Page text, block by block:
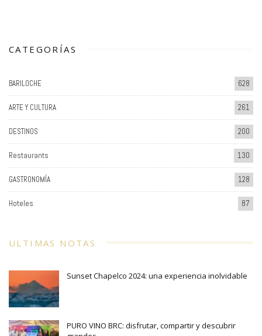
CATEGORÍAS
BARILOCHE 628
ARTE Y CULTURA 261
DESTINOS 200
Restaurants 130
GASTRONOMÍA 128
Hoteles 87
ULTIMAS NOTAS
Sunset Chapelco 2024: una experiencia inolvidable
PURO VINO BRC: disfrutar, compartir y descubrir